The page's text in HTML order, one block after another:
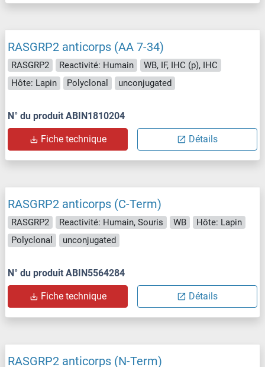
RASGRP2 anticorps (AA 7-34)
RASGRP2 Reactivité: Humain
WB, IF, IHC (p), IHC
Hôte: Lapin
Polyclonal unconjugated
N° du produit ABIN1810204
Fiche technique Détails
RASGRP2 anticorps (C-Term)
RASGRP2 Reactivité: Humain, Souris WB
Hôte: Lapin
Polyclonal
unconjugated
N° du produit ABIN5564284
Fiche technique Détails
RASGRP2 anticorps (N-Term)